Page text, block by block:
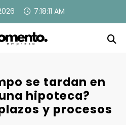
7:18:11 AM
se tardan en
hipoteca?
y procesos